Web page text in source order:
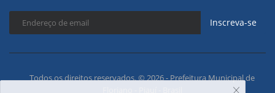
Inscreva-se
Todos os direitos reservados. © 2026 - Prefeitura Municipal de